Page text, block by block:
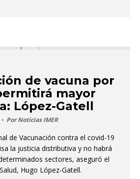
de vacuna por
mayor
López-Gatell
PorNoticias IMER
de Vacunación contra el covid-19
la justicia distributiva y no habrá
sectores, aseguró el
Hugo López-Gatell.